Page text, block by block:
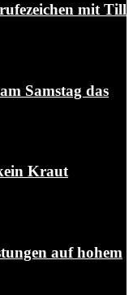
mit Till
Samstag das
Kraut
auf hohem